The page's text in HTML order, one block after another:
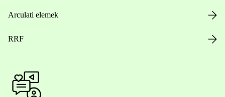
Arculati elemek
RRF